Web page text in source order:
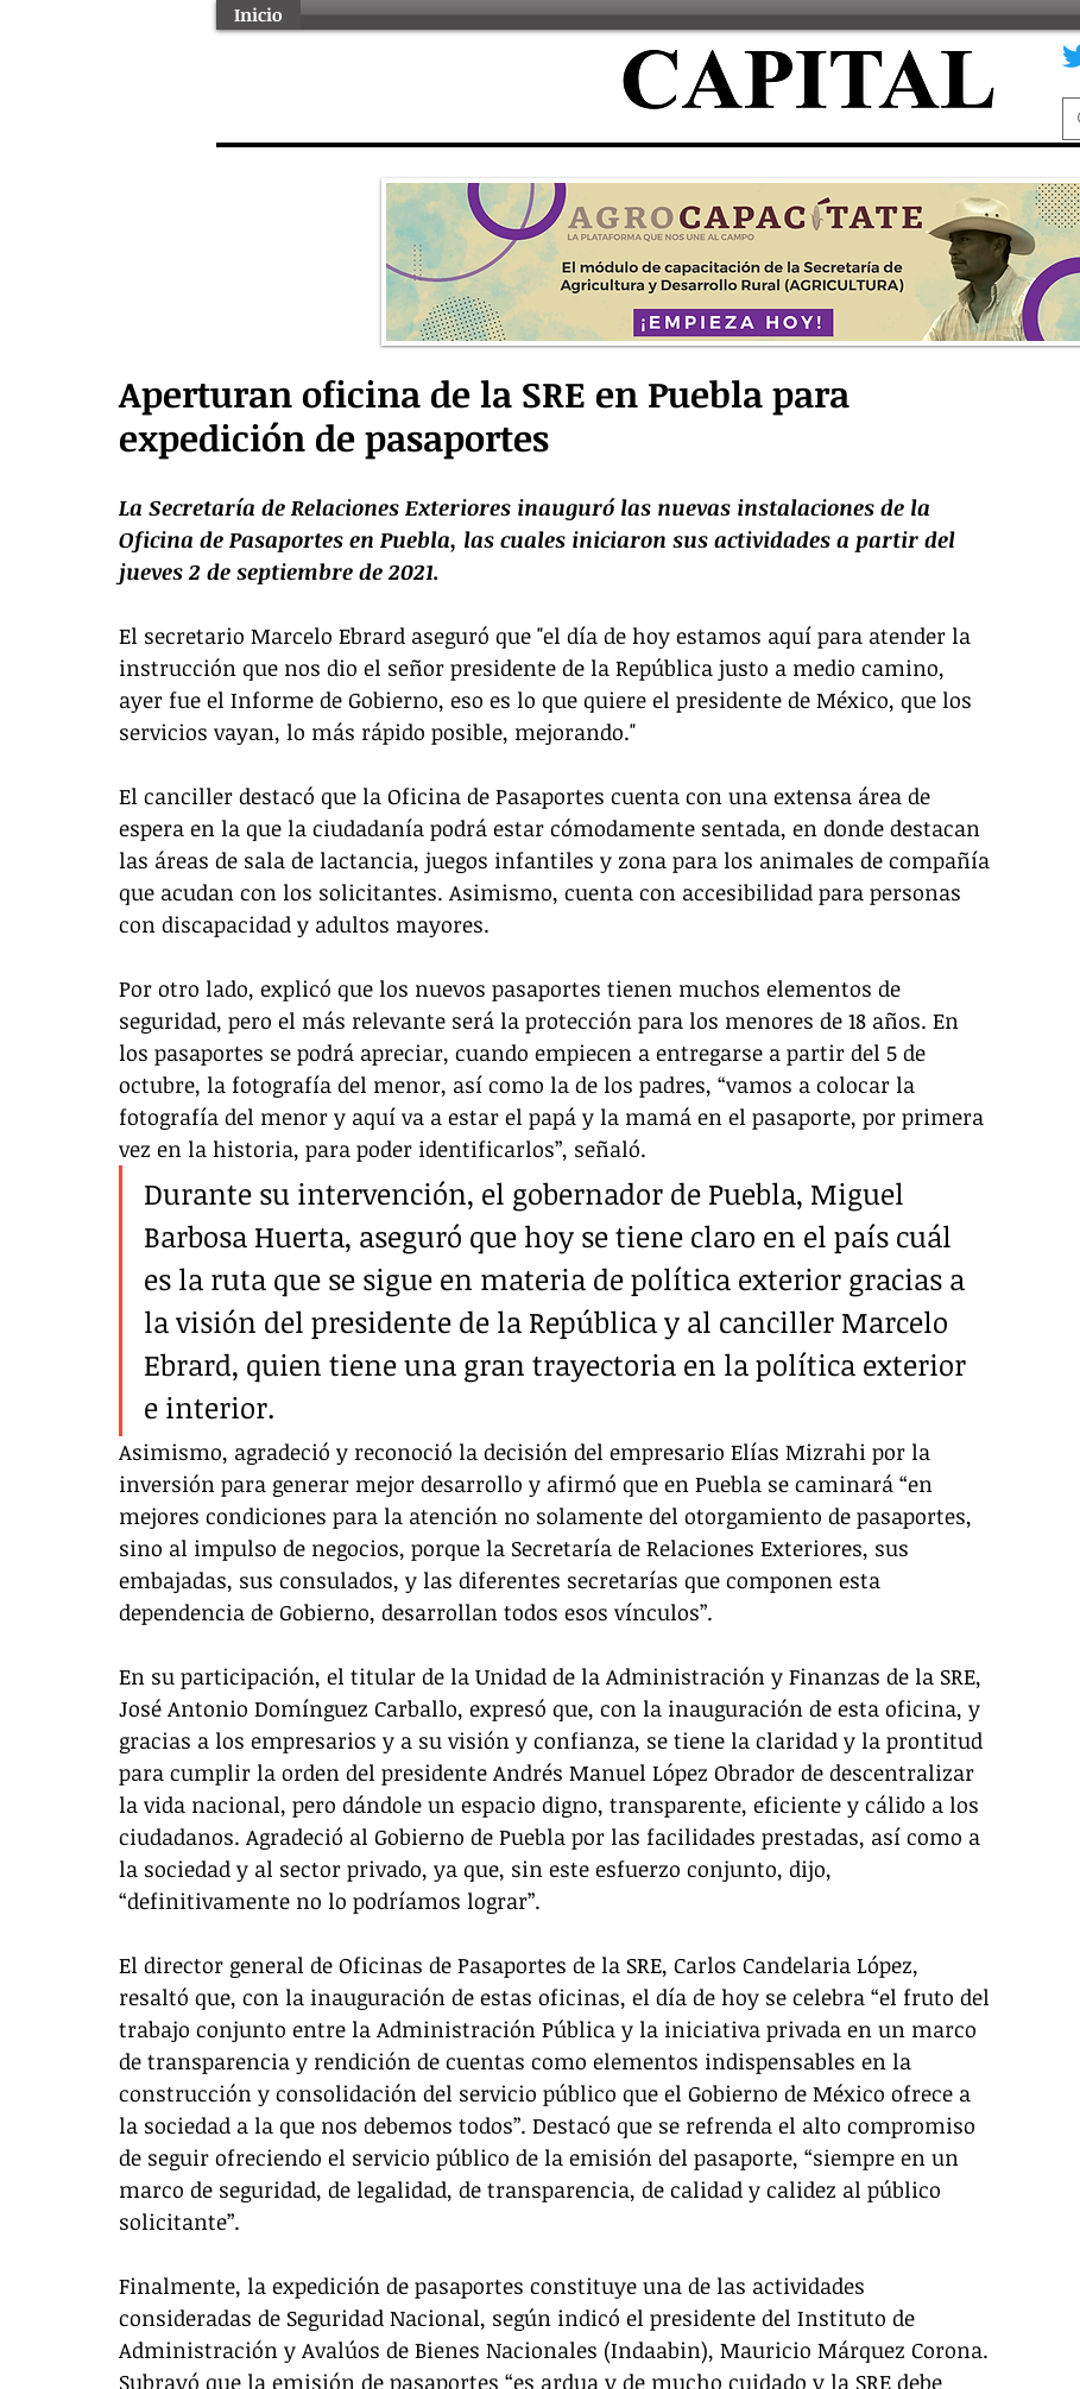
Inicio
Aperturan oficina de la SRE en Puebla para
expedición de pasaportes
La Secretaría de Relaciones Exteriores inauguró las nuevas instalaciones de la
Oficina de Pasaportes en Puebla, las cuales iniciaron sus actividades a partir del
jueves 2 de septiembre de 2021.
El secretario Marcelo Ebrard aseguró que "el día de hoy estamos aquí para atender la
instrucción que nos dio el señor presidente de la República justo a medio camino,
ayer fue el Informe de Gobierno, eso es lo que quiere el presidente de México, que los
servicios vayan, lo más rápido posible, mejorando."
El canciller destacó que la Oficina de Pasaportes cuenta con una extensa área de
espera en la que la ciudadanía podrá estar cómodamente sentada, en donde destacan
las áreas de sala de lactancia, juegos infantiles y zona para los animales de compañía
que acudan con los solicitantes. Asimismo, cuenta con accesibilidad para personas
con discapacidad y adultos mayores.
Por otro lado, explicó que los nuevos pasaportes tienen muchos elementos de
seguridad, pero el más relevante será la protección para los menores de 18 años. En
los pasaportes se podrá apreciar, cuando empiecen a entregarse a partir del 5 de
octubre, la fotografía del menor, así como la de los padres, “vamos a colocar la
fotografía del menor y aquí va a estar el papá y la mamá en el pasaporte, por primera
vez en la historia, para poder identificarlos”, señaló.
Durante su intervención, el gobernador de Puebla, Miguel
Barbosa Huerta, aseguró que hoy se tiene claro en el país cuál
es la ruta que se sigue en materia de política exterior gracias a
la visión del presidente de la República y al canciller Marcelo
Ebrard, quien tiene una gran trayectoria en la política exterior
e interior.
Asimismo, agradeció y reconoció la decisión del empresario Elías Mizrahi por la
inversión para generar mejor desarrollo y afirmó que en Puebla se caminará “en
mejores condiciones para la atención no solamente del otorgamiento de pasaportes,
sino al impulso de negocios, porque la Secretaría de Relaciones Exteriores, sus
embajadas, sus consulados, y las diferentes secretarías que componen esta
dependencia de Gobierno, desarrollan todos esos vínculos”.
En su participación, el titular de la Unidad de la Administración y Finanzas de la SRE,
José Antonio Domínguez Carballo, expresó que, con la inauguración de esta oficina, y
gracias a los empresarios y a su visión y confianza, se tiene la claridad y la prontitud
para cumplir la orden del presidente Andrés Manuel López Obrador de descentralizar
la vida nacional, pero dándole un espacio digno, transparente, eficiente y cálido a los
ciudadanos. Agradeció al Gobierno de Puebla por las facilidades prestadas, así como a
la sociedad y al sector privado, ya que, sin este esfuerzo conjunto, dijo,
“definitivamente no lo podríamos lograr”.
El director general de Oficinas de Pasaportes de la SRE, Carlos Candelaria López,
resaltó que, con la inauguración de estas oficinas, el día de hoy se celebra “el fruto del
trabajo conjunto entre la Administración Pública y la iniciativa privada en un marco
de transparencia y rendición de cuentas como elementos indispensables en la
construcción y consolidación del servicio público que el Gobierno de México ofrece a
la sociedad a la que nos debemos todos”. Destacó que se refrenda el alto compromiso
de seguir ofreciendo el servicio público de la emisión del pasaporte, “siempre en un
marco de seguridad, de legalidad, de transparencia, de calidad y calidez al público
solicitante”.
Finalmente, la expedición de pasaportes constituye una de las actividades
consideradas de Seguridad Nacional, según indicó el presidente del Instituto de
Administración y Avalúos de Bienes Nacionales (Indaabin), Mauricio Márquez Corona.
Subrayó que la emisión de pasaportes “es ardua y de mucho cuidado y la SRE debe